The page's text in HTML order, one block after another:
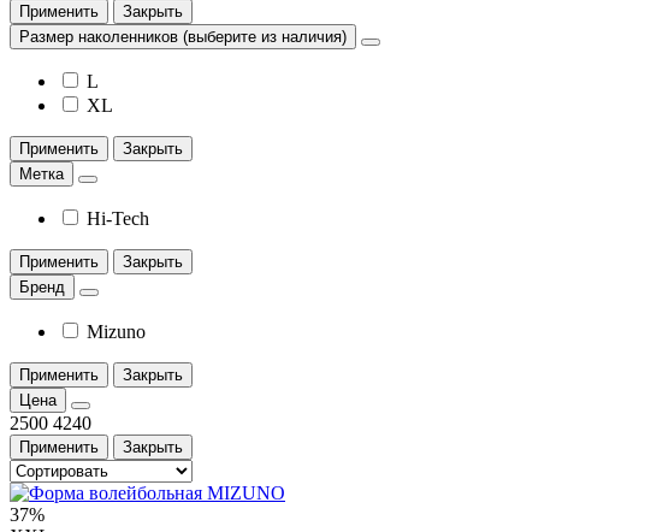
Применить
Закрыть
Размер наколенников (выберите из наличия)
L
XL
Применить
Закрыть
Метка
Hi-Tech
Применить
Закрыть
Бренд
Mizuno
Применить
Закрыть
Цена
2500 4240
Применить Закрыть
37%